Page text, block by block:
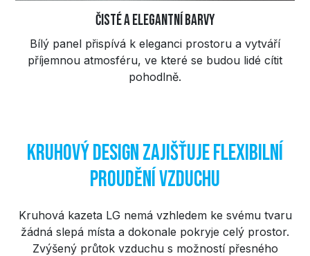
Čisté a elegantní barvy
Bílý panel přispívá k eleganci prostoru a vytváří
příjemnou atmosféru, ve které se budou lidé cítit
pohodlně.
Kruhový design zajišťuje flexibilní
proudění vzduchu
Kruhová kazeta LG nemá vzhledem ke svému tvaru
žádná slepá místa a dokonale pokryje celý prostor.
Zvýšený průtok vzduchu s možností přesného